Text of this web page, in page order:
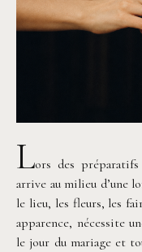
Lors des
arrive au milieu d’une
le lieu, les fleurs, les
apparence, nécessite
le jour du mariage et